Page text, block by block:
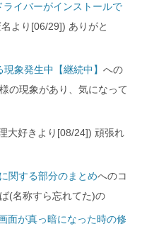
イバーがインストールで
より[06/29]) ありがと
現象発生中【継続中】への
の現象があり、気になって
大好きより[08/24]) 頑張れ
関する部分のまとめへのコ
(名称すら忘れてた)の
面が真っ暗になった時の修